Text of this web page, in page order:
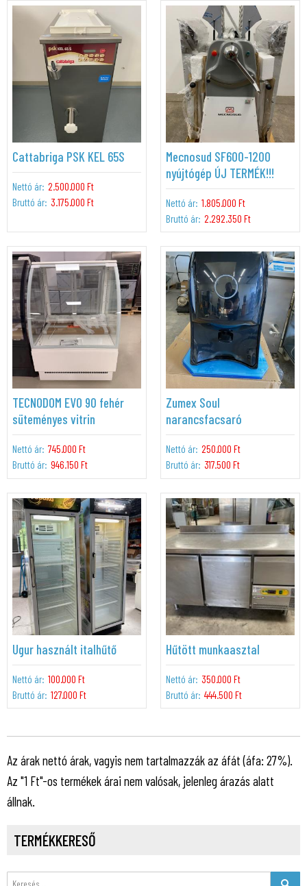
Cattabriga PSK KEL 65S
Nettó ár: 2.500.000 Ft
Bruttó ár: 3.175.000 Ft
Mecnosud SF600-1200
nyújtógép ÚJ TERMÉK!!!
Nettó ár: 1.805.000 Ft
Bruttó ár: 2.292.350 Ft
TECNODOM EVO 90 fehér
süteményes vitrin
Nettó ár: 745.000 Ft
Bruttó ár: 946.150 Ft
Zumex Soul
narancsfacsaró
Nettó ár: 250.000 Ft
Bruttó ár: 317.500 Ft
Ugur használt italhűtő
Nettó ár: 100.000 Ft
Bruttó ár: 127.000 Ft
Hűtött munkaasztal
Nettó ár: 350.000 Ft
Bruttó ár: 444.500 Ft
Az árak nettó árak, vagyis nem tartalmazzák az áfát (áfa: 27%).
Az "1 Ft"-os termékek árai nem valósak, jelenleg árazás alatt
állnak.
TERMÉKKERESŐ